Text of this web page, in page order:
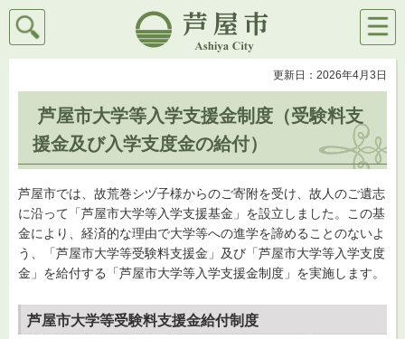
芦屋市
検索
メニ
ュー
更新日：2026年4月3日
芦屋市大学等入学支援金制度（受験料支
援金及び入学支度金の給付）
芦屋市では、故荒巻シヅ子様からのご寄附を受け、故人のご遺志
に沿って「芦屋市大学等入学支援基金」を設立しました。この基
金により、経済的な理由で大学等への進学を諦めることのないよ
う、「芦屋市大学等受験料支援金」及び「芦屋市大学等入学支度
金」を給付する「芦屋市大学等入学支援金制度」を実施します。
芦屋市大学等受験料支援金給付制度